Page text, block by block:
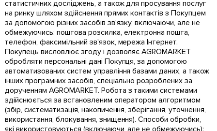
статистичних досліджень, а також для просування послуг
на ринку шляхом здійснення прямих контактів з Покупцем
за допомогою різних засобів зв'язку, включаючи, але не
обмежуючись: поштова розсилка, електронна пошта,
телефон, факсимільний зв'язок, мережа Інтернет.
Покупець висловлює згоду і дозволяє AGROMARKET
обробляти персональні дані Покупця, за допомогою
автоматизованих систем управління базами даних, а також
інших програмних засобів, спеціально розроблених за
дорученням AGROMARKET. Робота з такими системами
здійснюється за встановленим оператором алгоритмом
(збір, систематизація, накопичення, зберігання, уточнення,
використання, блокування, знищення). Способи обробки,
які використовуються (включаючи, але не обмежуючись):